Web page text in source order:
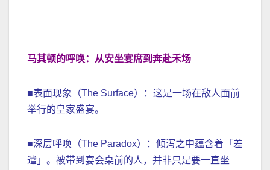
马其顿的呼唤：从安坐宴席到奔赴禾场
■表面现象（The Surface）：这是一场在敌人面前
举行的皇家盛宴。
■深层呼唤（The Paradox）：倾泻之中蕴含着「差
遣」。被带到宴会桌前的人，并非只是要一直坐